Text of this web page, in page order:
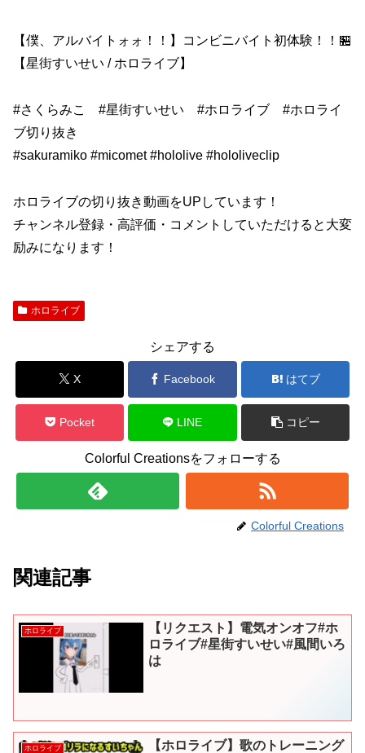
【僕、アルバイトォォ！！】コンビニバイト初体験！！🏪
【星街すいせい / ホロライブ】
#さくらみこ #星街すいせい #ホロライブ #ホロライ
ブ切り抜き
#sakuramiko #micomet #hololive #hololiveclip
ホロライブの切り抜き動画をUPしています！
チャンネル登録・高評価・コメントしていただけると大変
励みになります！
ホロライブ
シェアする
X Facebook はてブ
Pocket LINE コピー
Colorful Creationsをフォローする
Colorful Creations
関連記事
ホロライブ
【リクエスト】電気オンオフ#ホ
ロライブ#星街すいせい#風間いろ
は
ホロライブ
【ホロライブ】歌のトレーニング